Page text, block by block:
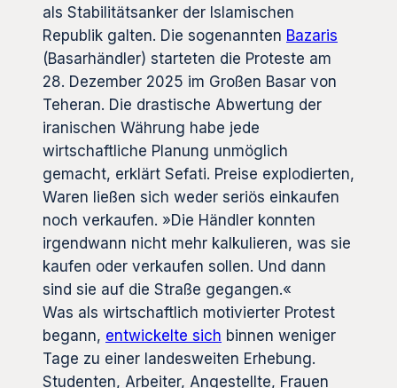
als Stabilitätsanker der Islamischen
Republik galten. Die sogenannten Bazaris
(Basarhändler) starteten die Proteste am
28. Dezember 2025 im Großen Basar von
Teheran. Die drastische Abwertung der
iranischen Währung habe jede
wirtschaftliche Planung unmöglich
gemacht, erklärt Sefati. Preise explodierten,
Waren ließen sich weder seriös einkaufen
noch verkaufen. »Die Händler konnten
irgendwann nicht mehr kalkulieren, was sie
kaufen oder verkaufen sollen. Und dann
sind sie auf die Straße gegangen.«
Was als wirtschaftlich motivierter Protest
begann, entwickelte sich binnen weniger
Tage zu einer landesweiten Erhebung.
Studenten, Arbeiter, Angestellte, Frauen